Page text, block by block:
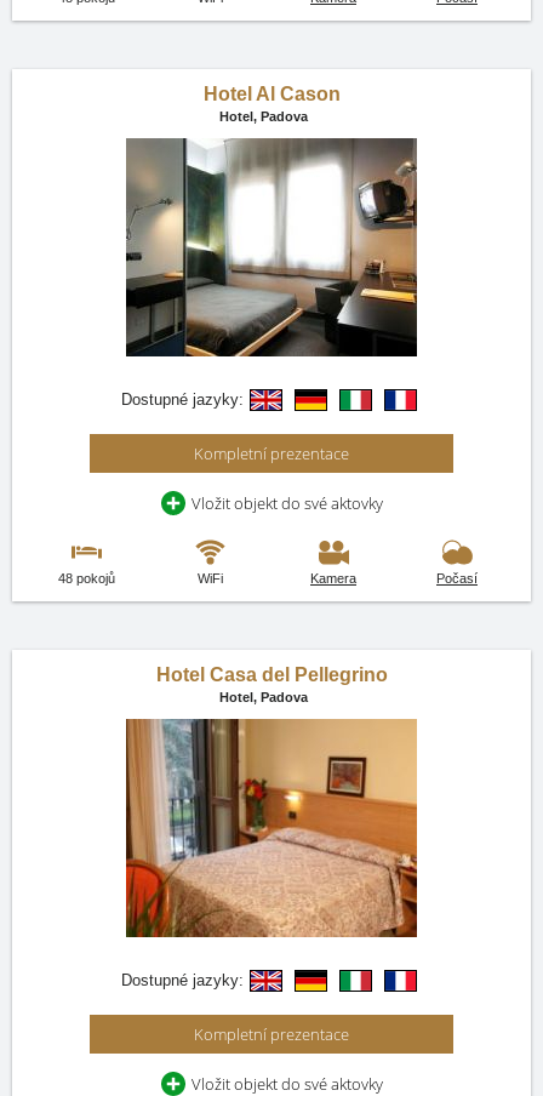
Hotel Al Cason
Hotel, Padova
Dostupné jazyky:
Kompletní prezentace
Vložit objekt do své aktovky
48 pokojů WiFi Kamera Počasí
Hotel Casa del Pellegrino
Hotel, Padova
Dostupné jazyky:
Kompletní prezentace
Vložit objekt do své aktovky